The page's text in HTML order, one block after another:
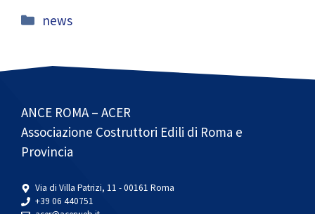
Categorie
news
ANCE ROMA – ACER
Associazione Costruttori Edili di Roma e
Provincia
Via di Villa Patrizi, 11 - 00161 Roma
+39 06 440751